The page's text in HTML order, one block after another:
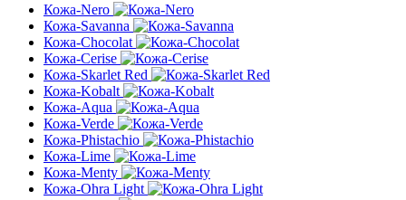
Кожа-Nero
Кожа-Savanna
Кожа-Chocolat
Кожа-Cerise
Кожа-Skarlet Red
Кожа-Kobalt
Кожа-Aqua
Кожа-Verde
Кожа-Phistachio
Кожа-Lime
Кожа-Menty
Кожа-Ohra Light